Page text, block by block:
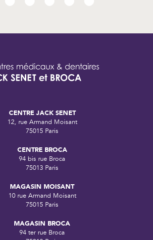
CENTRE JACK SENET
12, rue Armand Moisant
75015 Paris
CENTRE BROCA
94 bis rue Broca
75013 Paris
MAGASIN MOISANT
10 rue Armand Moisant
75015 Paris
MAGASIN BROCA
94 ter rue Broca